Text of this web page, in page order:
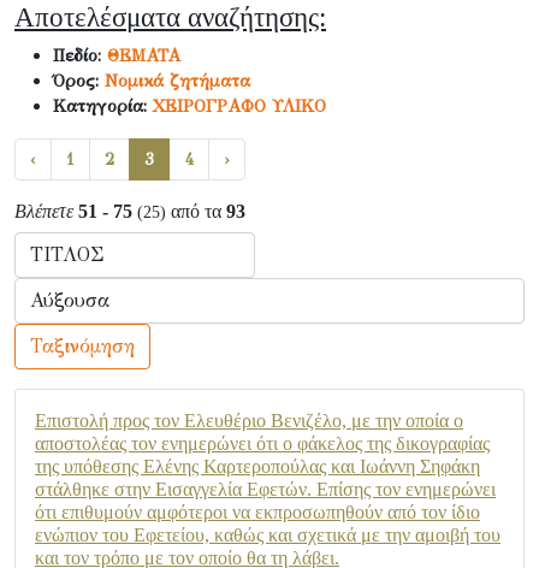
Αποτελέσματα αναζήτησης:
Πεδίο: ΘΕΜΑΤΑ
Όρος: Νομικά ζητήματα
Κατηγορία:ΧΕΙΡΟΓΡΑΦΟ ΥΛΙΚΟ
‹ 1 2 3 4 ›
Βλέπετε 51 - 75 (25) από τα 93
Ταξινόμηση
Επιστολή προς τον Ελευθέριο Βενιζέλο, με την οποία ο
αποστολέας τον ενημερώνει ότι ο φάκελος της δικογραφίας
της υπόθεσης Ελένης Καρτεροπούλας και Ιωάννη Σηφάκη
στάλθηκε στην Εισαγγελία Εφετών. Επίσης τον ενημερώνει
ότι επιθυμούν αμφότεροι να εκπροσωπηθούν από τον ίδιο
ενώπιον του Εφετείου, καθώς και σχετικά με την αμοιβή του
και τον τρόπο με τον οποίο θα τη λάβει.